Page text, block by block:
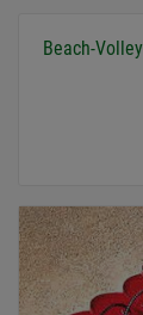
Beach-